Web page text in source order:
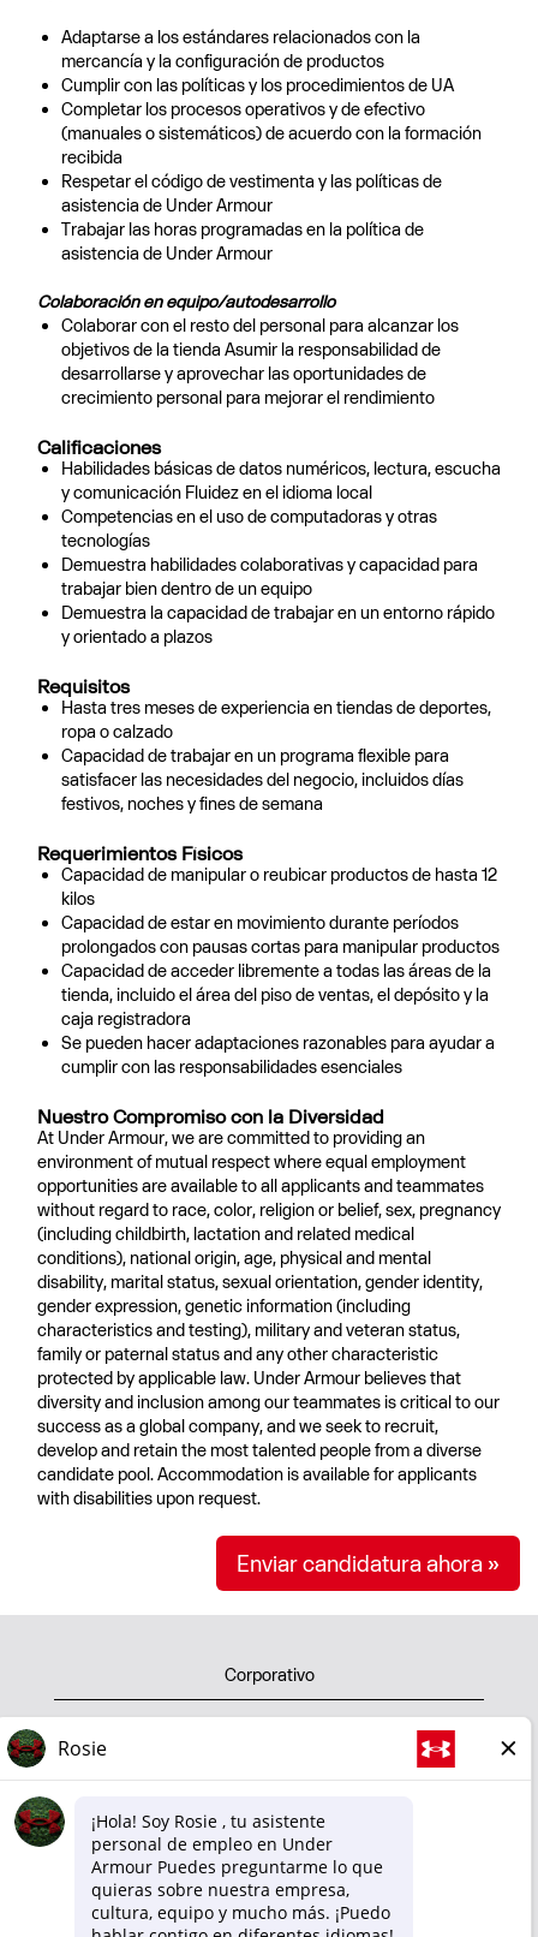
Adaptarse a los estándares relacionados con la
mercancía y la configuración de productos
Cumplir con las políticas y los procedimientos de UA
Completar los procesos operativos y de efectivo
(manuales o sistemáticos) de acuerdo con la formación
recibida
Respetar el código de vestimenta y las políticas de
asistencia de Under Armour
Trabajar las horas programadas en la política de
asistencia de Under Armour
Colaboración en equipo/autodesarrollo
Colaborar con el resto del personal para alcanzar los
objetivos de la tienda Asumir la responsabilidad de
desarrollarse y aprovechar las oportunidades de
crecimiento personal para mejorar el rendimiento
Calificaciones
Habilidades básicas de datos numéricos, lectura, escucha
y comunicación Fluidez en el idioma local
Competencias en el uso de computadoras y otras
tecnologías
Demuestra habilidades colaborativas y capacidad para
trabajar bien dentro de un equipo
Demuestra la capacidad de trabajar en un entorno rápido
y orientado a plazos
Requisitos
Hasta tres meses de experiencia en tiendas de deportes,
ropa o calzado
Capacidad de trabajar en un programa flexible para
satisfacer las necesidades del negocio, incluidos días
festivos, noches y fines de semana
Requerimientos Físicos
Capacidad de manipular o reubicar productos de hasta 12
kilos
Capacidad de estar en movimiento durante períodos
prolongados con pausas cortas para manipular productos
Capacidad de acceder libremente a todas las áreas de la
tienda, incluido el área del piso de ventas, el depósito y la
caja registradora
Se pueden hacer adaptaciones razonables para ayudar a
cumplir con las responsabilidades esenciales
Nuestro Compromiso con la Diversidad
At Under Armour, we are committed to providing an
environment of mutual respect where equal employment
opportunities are available to all applicants and teammates
without regard to race, color, religion or belief, sex, pregnancy
(including childbirth, lactation and related medical
conditions), national origin, age, physical and mental
disability, marital status, sexual orientation, gender identity,
gender expression, genetic information (including
characteristics and testing), military and veteran status,
family or paternal status and any other characteristic
protected by applicable law. Under Armour believes that
diversity and inclusion among our teammates is critical to our
success as a global company, and we seek to recruit,
develop and retain the most talented people from a diverse
candidate pool. Accommodation is available for applicants
with disabilities upon request.
Enviar candidatura ahora »
Corporativo
Shop
Terminos de uso
Politica sobre nuestras cookies